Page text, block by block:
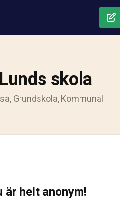
Lunds skola
Grundskola, Kommunal
helt anonym!